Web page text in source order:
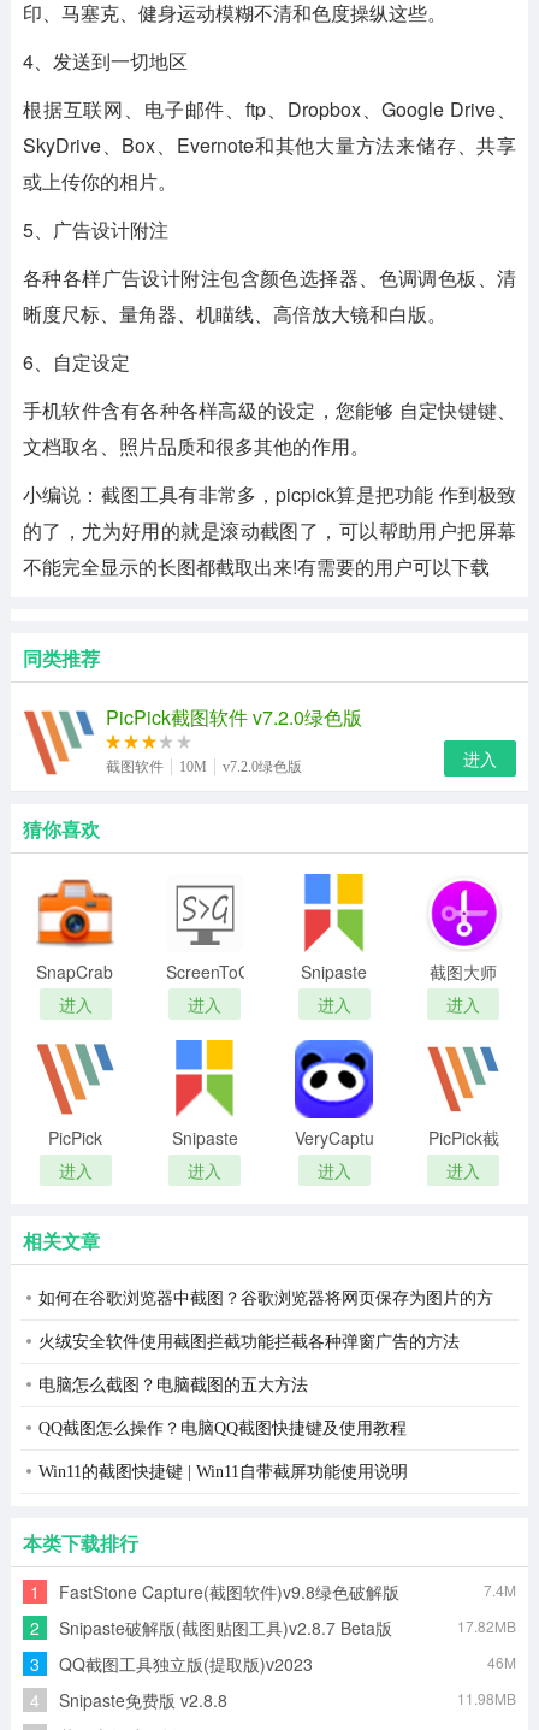
印、马塞克、健身运动模糊不清和色度操纵这些。
4、发送到一切地区
根据互联网、电子邮件、ftp、Dropbox、Google Drive、
SkyDrive、Box、Evernote和其他大量方法来储存、共享
或上传你的相片。
5、广告设计附注
各种各样广告设计附注包含颜色选择器、色调调色板、清
晰度尺标、量角器、机瞄线、高倍放大镜和白版。
6、自定设定
手机软件含有各种各样高級的设定，您能够 自定快键键、
文档取名、照片品质和很多其他的作用。
小编说：截图工具有非常多，picpick算是把功能 作到极致
的了，尤为好用的就是滚动截图了，可以帮助用户把屏幕
不能完全显示的长图都截取出来!有需要的用户可以下载
同类推荐
PicPick截图软件 v7.2.0绿色版
截图软件 10M v7.2.0绿色版 进入
猜你喜欢
SnapCrab(截
图软件)
进入
ScreenToGif
最新版
进入
Snipaste
免费版
进入
截图大师
正式版
进入
PicPick
进入
Snipaste
电脑客户
端2023官
进入
VeryCapture
进入
PicPick截
图
进入
相关文章
如何在谷歌浏览器中截图？谷歌浏览器将网页保存为图片的方
法
火绒安全软件使用截图拦截功能拦截各种弹窗广告的方法
电脑怎么截图？电脑截图的五大方法
QQ截图怎么操作？电脑QQ截图快捷键及使用教程
Win11的截图快捷键 | Win11自带截屏功能使用说明
本类下载排行
1 FastStone Capture(截图软件)v9.8绿色破解版 7.4M
2 Snipaste破解版(截图贴图工具)v2.8.7 Beta版 17.82MB
3 QQ截图工具独立版(提取版)v2023 46M
4 Snipaste免费版 v2.8.8 11.98MB